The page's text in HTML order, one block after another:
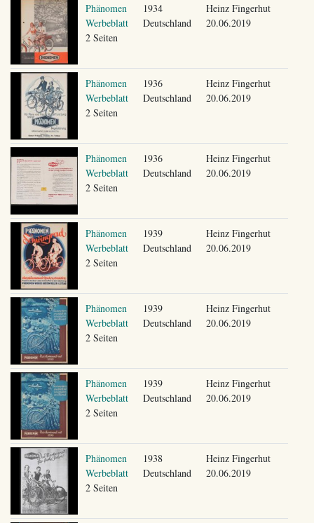
Phänomen
Werbeblatt
2 Seiten
1934
Deutschland
Heinz Fingerhut
20.06.2019
Phänomen
Werbeblatt
2 Seiten
1936
Deutschland
Heinz Fingerhut
20.06.2019
Phänomen
Werbeblatt
2 Seiten
1936
Deutschland
Heinz Fingerhut
20.06.2019
Phänomen
Werbeblatt
2 Seiten
1939
Deutschland
Heinz Fingerhut
20.06.2019
Phänomen
Werbeblatt
2 Seiten
1939
Deutschland
Heinz Fingerhut
20.06.2019
Phänomen
Werbeblatt
2 Seiten
1939
Deutschland
Heinz Fingerhut
20.06.2019
Phänomen
Werbeblatt
2 Seiten
1938
Deutschland
Heinz Fingerhut
20.06.2019